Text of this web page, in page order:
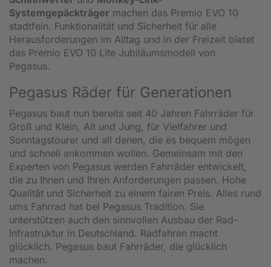
Systemgepäckträger machen das Premio EVO 10
stadtfein. Funktionalität und Sicherheit für alle
Herausforderungen im Alltag und in der Freizeit bietet
das Premio EVO 10 Lite Jubiläumsmodell von
Pegasus.
Pegasus Räder für Generationen
Pegasus baut nun bereits seit 40 Jahren Fahrräder für
Groß und Klein, Alt und Jung, für Vielfahrer und
Sonntagstourer und all denen, die es bequem mögen
und schnell ankommen wollen. Gemeinsam mit den
Experten von Pegasus werden Fahrräder entwickelt,
die zu Ihnen und Ihren Anforderungen passen. Hohe
Qualität und Sicherheit zu einem fairen Preis. Alles rund
ums Fahrrad hat bei Pegasus Tradition. Sie
unterstützen auch den sinnvollen Ausbau der Rad-
Infrastruktur in Deutschland. Radfahren macht
glücklich. Pegasus baut Fahrräder, die glücklich
machen.